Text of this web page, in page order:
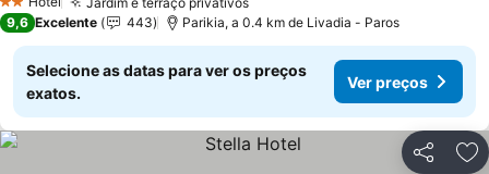
2 Estrelas Ver preços
9,6 Excelente 443 Parikia, a 0.4 km de Livadia - Paros
Selecione as datas para ver os preços
exatos.
Ver preços
Partilhar